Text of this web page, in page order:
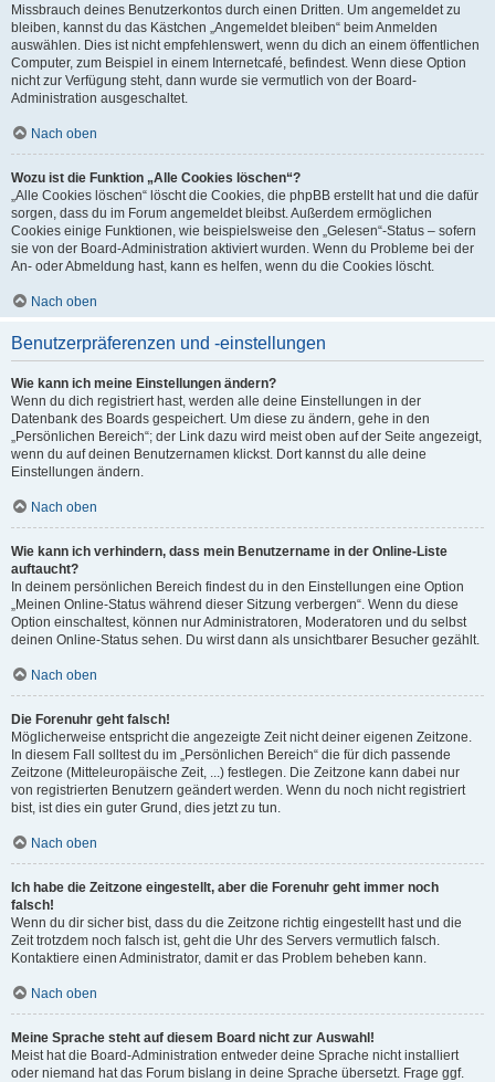
Missbrauch deines Benutzerkontos durch einen Dritten. Um angemeldet zu
bleiben, kannst du das Kästchen „Angemeldet bleiben“ beim Anmelden
auswählen. Dies ist nicht empfehlenswert, wenn du dich an einem öffentlichen
Computer, zum Beispiel in einem Internetcafé, befindest. Wenn diese Option
nicht zur Verfügung steht, dann wurde sie vermutlich von der Board-
Administration ausgeschaltet.
Nach oben
Wozu ist die Funktion „Alle Cookies löschen“?
„Alle Cookies löschen“ löscht die Cookies, die phpBB erstellt hat und die dafür
sorgen, dass du im Forum angemeldet bleibst. Außerdem ermöglichen
Cookies einige Funktionen, wie beispielsweise den „Gelesen“-Status – sofern
sie von der Board-Administration aktiviert wurden. Wenn du Probleme bei der
An- oder Abmeldung hast, kann es helfen, wenn du die Cookies löscht.
Nach oben
Benutzerpräferenzen und -einstellungen
Wie kann ich meine Einstellungen ändern?
Wenn du dich registriert hast, werden alle deine Einstellungen in der
Datenbank des Boards gespeichert. Um diese zu ändern, gehe in den
„Persönlichen Bereich“; der Link dazu wird meist oben auf der Seite angezeigt,
wenn du auf deinen Benutzernamen klickst. Dort kannst du alle deine
Einstellungen ändern.
Nach oben
Wie kann ich verhindern, dass mein Benutzername in der Online-Liste
auftaucht?
In deinem persönlichen Bereich findest du in den Einstellungen eine Option
„Meinen Online-Status während dieser Sitzung verbergen“. Wenn du diese
Option einschaltest, können nur Administratoren, Moderatoren und du selbst
deinen Online-Status sehen. Du wirst dann als unsichtbarer Besucher gezählt.
Nach oben
Die Forenuhr geht falsch!
Möglicherweise entspricht die angezeigte Zeit nicht deiner eigenen Zeitzone.
In diesem Fall solltest du im „Persönlichen Bereich“ die für dich passende
Zeitzone (Mitteleuropäische Zeit, ...) festlegen. Die Zeitzone kann dabei nur
von registrierten Benutzern geändert werden. Wenn du noch nicht registriert
bist, ist dies ein guter Grund, dies jetzt zu tun.
Nach oben
Ich habe die Zeitzone eingestellt, aber die Forenuhr geht immer noch
falsch!
Wenn du dir sicher bist, dass du die Zeitzone richtig eingestellt hast und die
Zeit trotzdem noch falsch ist, geht die Uhr des Servers vermutlich falsch.
Kontaktiere einen Administrator, damit er das Problem beheben kann.
Nach oben
Meine Sprache steht auf diesem Board nicht zur Auswahl!
Meist hat die Board-Administration entweder deine Sprache nicht installiert
oder niemand hat das Forum bislang in deine Sprache übersetzt. Frage ggf.